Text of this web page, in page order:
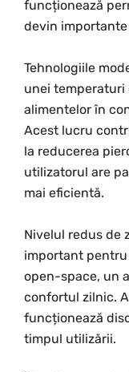
funcționează
devin
Tehnologiile
unei temperaturi
alimentelor în
Acest lucru
la reducerea
utilizatorul are
mai eficientă.
Nivelul redus de
important
open-space, un
confortul zilnic.
funcționează
timpul utilizării.